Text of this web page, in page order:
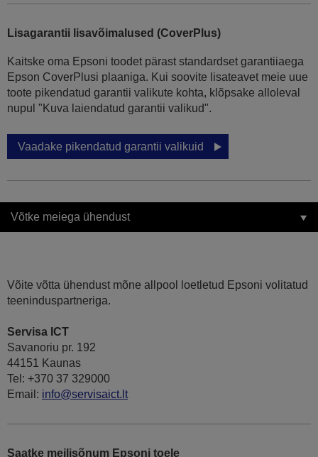
Lisagarantii lisavõimalused (CoverPlus)
Kaitske oma Epsoni toodet pärast standardset garantiiaega
Epson CoverPlusi plaaniga. Kui soovite lisateavet meie uue
toote pikendatud garantii valikute kohta, klõpsake alloleval
nupul "Kuva laiendatud garantii valikud".
Vaadake pikendatud garantii valikuid
Võtke meiega ühendust
Võite võtta ühendust mõne allpool loetletud Epsoni volitatud
teeninduspartneriga.
Servisa ICT
Savanoriu pr. 192
44151 Kaunas
Tel: +370 37 329000
Email: info@servisaict.lt
Saatke meilisõnum Epsoni toele